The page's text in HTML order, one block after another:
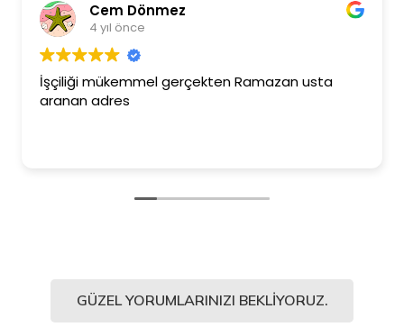
Cem Dönmez
4 yıl önce
İşçiliği mükemmel gerçekten Ramazan usta
aranan adres
GÜZEL YORUMLARINIZI BEKLIYORUZ.